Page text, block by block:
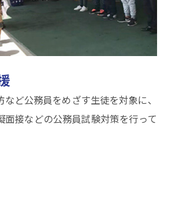
ど公務員をめざす生徒を対象に、
面接などの公務員試験対策を行って